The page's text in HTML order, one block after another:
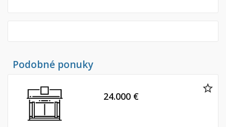
Zatvoriť vyhľadávanie
Podobné ponuky
24.000 €